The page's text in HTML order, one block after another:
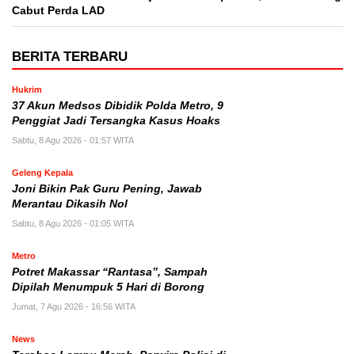
Cabut Perda LAD
BERITA TERBARU
Hukrim
37 Akun Medsos Dibidik Polda Metro, 9
Penggiat Jadi Tersangka Kasus Hoaks
Sabtu, 8 Agu 2026 - 01:57 WITA
Geleng Kepala
Joni Bikin Pak Guru Pening, Jawab
Merantau Dikasih Nol
Sabtu, 8 Agu 2026 - 01:05 WITA
Metro
Potret Makassar “Rantasa”, Sampah
Dipilah Menumpuk 5 Hari di Borong
Jumat, 7 Agu 2026 - 16:56 WITA
News